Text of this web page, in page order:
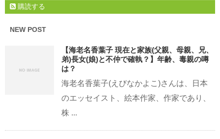
購読する
NEW POST
【海老名香葉子 現在と家族(父親、母親、兄、
弟)長女(娘)と不仲で確執？】年齢、毒親の噂
は？
海老名香葉子(えびなかよこ)さんは、日本
のエッセイスト、絵本作家、作家であり、
株 ...